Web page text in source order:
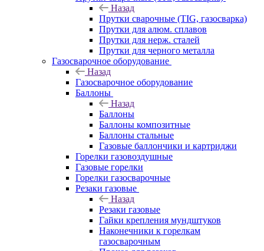
Назад
Прутки сварочные (TIG, газосварка)
Прутки для алюм. сплавов
Прутки для нерж. сталей
Прутки для черного металла
Газосварочное оборудование
Назад
Газосварочное оборудование
Баллоны
Назад
Баллоны
Баллоны композитные
Баллоны стальные
Газовые баллончики и картриджи
Горелки газовоздушные
Газовые горелки
Горелки газосварочные
Резаки газовые
Назад
Резаки газовые
Гайки крепления мундштуков
Наконечники к горелкам
газосварочным